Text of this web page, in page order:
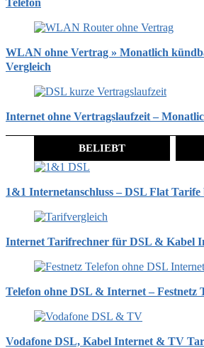
Telefon
WLAN ohne Vertrag » Monatlich
Vergleich
Internet ohne Vertragslaufzeit –
BELIEBT
1&1 Internetanschluss – DSL Flat Tarife
Internet Tarifrechner für DSL & Kabel
Telefon ohne DSL & Internet – Festnetz
Vodafone DSL, Kabel Internet & TV